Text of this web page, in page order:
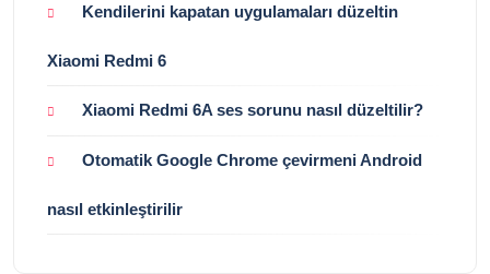
Kendilerini kapatan uygulamaları düzeltin
Xiaomi Redmi 6
Xiaomi Redmi 6A ses sorunu nasıl düzeltilir?
Otomatik Google Chrome çevirmeni Android
nasıl etkinleştirilir